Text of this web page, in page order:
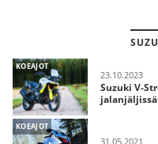
KOEAJOT
23.10.2023
Suzuki V-
KOEAJOT
31.05.2021